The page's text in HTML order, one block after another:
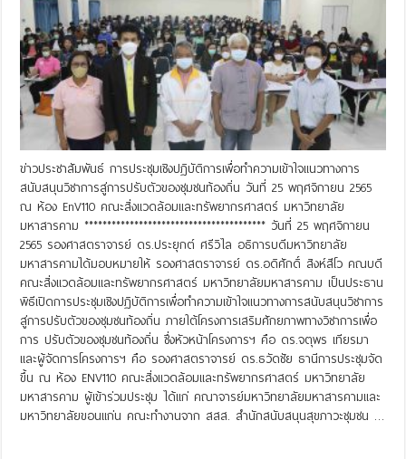
ข่าวประชาสัมพันธ์ การประชุมเชิงปฏิบัติการเพื่อทำความเข้าใจแนวทางการ
สนับสนุนวิชาการสู่การปรับตัวของชุมชนท้องถิ่น วันที่ 25 พฤศจิกายน 2565
ณ ห้อง EnV110 คณะสิ่งแวดล้อมและทรัพยากรศาสตร์ มหาวิทยาลัย
มหาสารคาม **************************************** วันที่ 25 พฤศจิกายน
2565 รองศาสตราจารย์ ดร.ประยุกต์ ศรีวิไล อธิการบดีมหาวิทยาลัย
มหาสารคามได้มอบหมายให้ รองศาสตราจารย์ ดร.อดิศักดิ์ สิงห์สีโว คณบดี
คณะสิ่งแวดล้อมและทรัพยากรศาสตร์ มหาวิทยาลัยมหาสารคาม เป็นประธาน
พิธีเปิดการประชุมเชิงปฏิบัติการเพื่อทำความเข้าใจแนวทางการสนับสนุนวิชาการ
สู่การปรับตัวของชุมชนท้องถิ่น ภายใต้โครงการเสริมศักยภาพทางวิชาการเพื่อ
การ ปรับตัวของชุมชนท้องถิ่น ซึ่งหัวหน้าโครงการฯ คือ ดร.จตุพร เทียรมา
และผู้จัดการโครงการฯ คือ รองศาสตราจารย์ ดร.ธวัดชัย ธานีการประชุมจัด
ขึ้น ณ ห้อง ENV110 คณะสิ่งแวดล้อมและทรัพยากรศาสตร์ มหาวิทยาลัย
มหาสารคาม ผู้เข้าร่วมประชุม ได้แก่ คณาจารย์มหาวิทยาลัยมหาสารคามและ
มหาวิทยาลัยขอนแก่น คณะทำงานจาก สสส. สำนักสนับสนุนสุขภาวะชุมชน …